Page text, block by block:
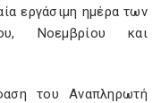
εργάσιμη ημέρα των
Νοεμβρίου και
του Αναπληρωτή